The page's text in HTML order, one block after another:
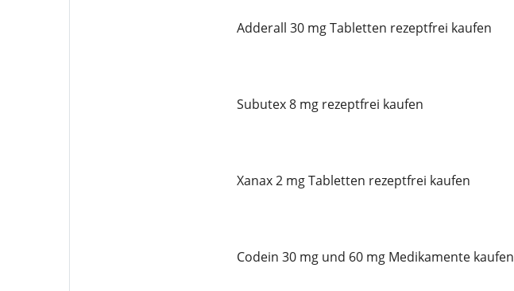
Adderall 30 mg Tabletten rezeptfrei kaufen
Subutex 8 mg rezeptfrei kaufen
Xanax 2 mg Tabletten rezeptfrei kaufen
Codein 30 mg und 60 mg Medikamente kaufen